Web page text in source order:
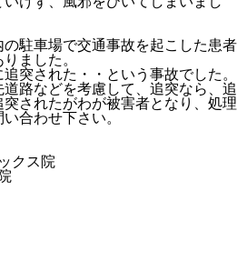
駐車場で交通事故を起こした患者
ました。
突された・・という事故でした。
路などを考慮して、追突なら、追
されたがわが被害者となり、処理
合わせ下さい。
クス院